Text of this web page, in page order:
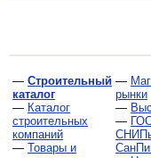
— Строительный
каталог
— Каталог
строительных
компаний
— Товары и
—
рынки
—
—